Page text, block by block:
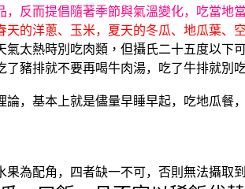
反而提倡隨著季節與氣溫變化，吃當地
的洋蔥、玉米，夏天的冬瓜、地瓜葉、
太熱時別吃肉類，但攝氏二十五度以下
豬排就不要再喝牛肉湯，吃了牛排就別
，基本上就是儘量早睡早起，吃地瓜餐
為配角，四者缺一不可，否則無法攝取